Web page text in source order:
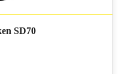
SD70